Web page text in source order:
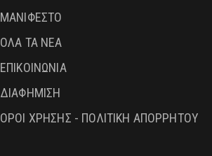
ΜΑΝΙΦΕΣΤΟ
ΟΛΑ ΤΑ ΝΕΑ
ΕΠΙΚΟΙΝΩΝΙΑ
ΔΙΑΦΗΜΙΣΗ
ΟΡΟΙ ΧΡΗΣΗΣ - ΠΟΛΙΤΙΚΗ ΑΠΟΡΡΗΤΟΥ